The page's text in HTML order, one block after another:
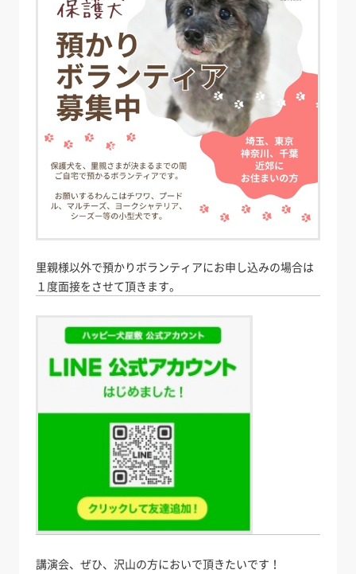
里親様以外で預かりボランティアにお申し込みの場合は
１度面接をさせて頂きます。
講演会、ぜひ、沢山の方においで頂きたいです！